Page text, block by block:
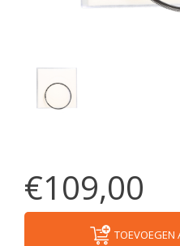
€109,00
TOEVOEGEN